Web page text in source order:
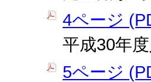
4ページ
平成30年
5ページ